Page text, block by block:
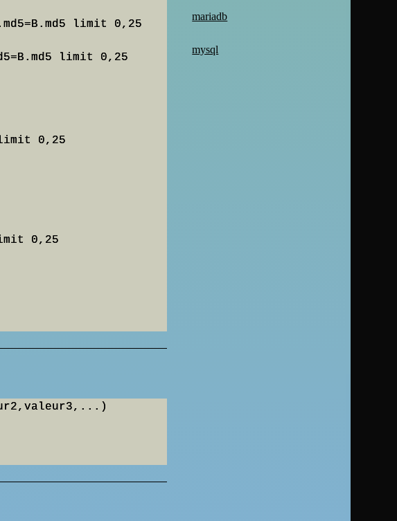
limit 0,25
limit 0,25
limit 0,25
limit 0,25
mariadb
mysql